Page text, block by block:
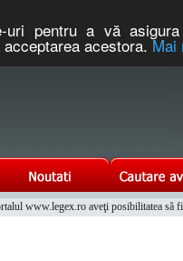
uri pentru a vă
acceptarea acestora.Mai
www.legex.ro aveţi posibilitatea să